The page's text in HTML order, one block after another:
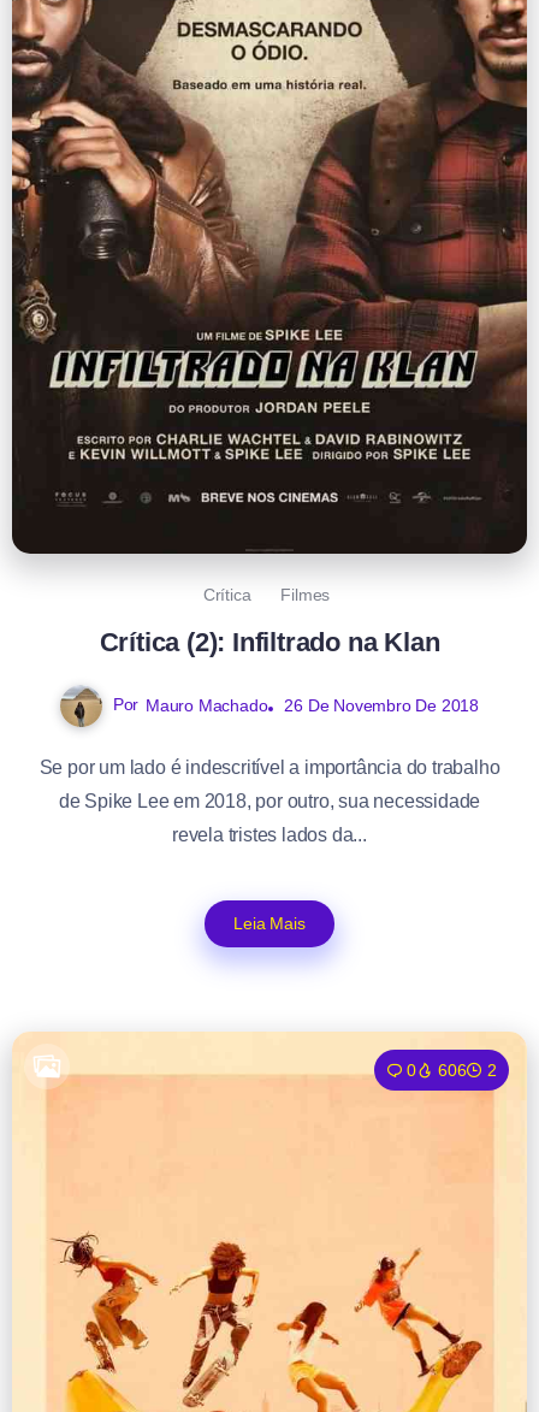
Crítica Filmes
Crítica (2): Infiltrado na Klan
Por Mauro Machado 26 De Novembro De 2018
Se por um lado é indescritível a importância do trabalho
de Spike Lee em 2018, por outro, sua necessidade
revela tristes lados da...
Leia Mais
0 606 2